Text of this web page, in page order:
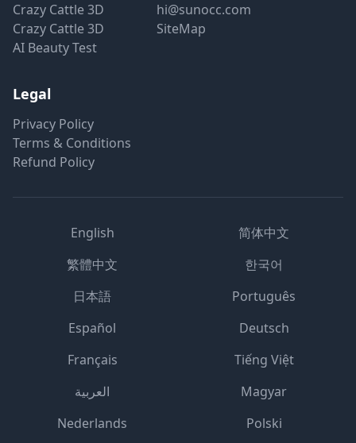
Crazy Cattle 3D
Crazy Cattle 3D
AI Beauty Test
hi@sunocc.com
SiteMap
Legal
Privacy Policy
Terms & Conditions
Refund Policy
English
简体中文
繁體中文
한국어
日本語
Português
Español
Deutsch
Français
Tiếng Việt
العربية
Magyar
Nederlands
Polski